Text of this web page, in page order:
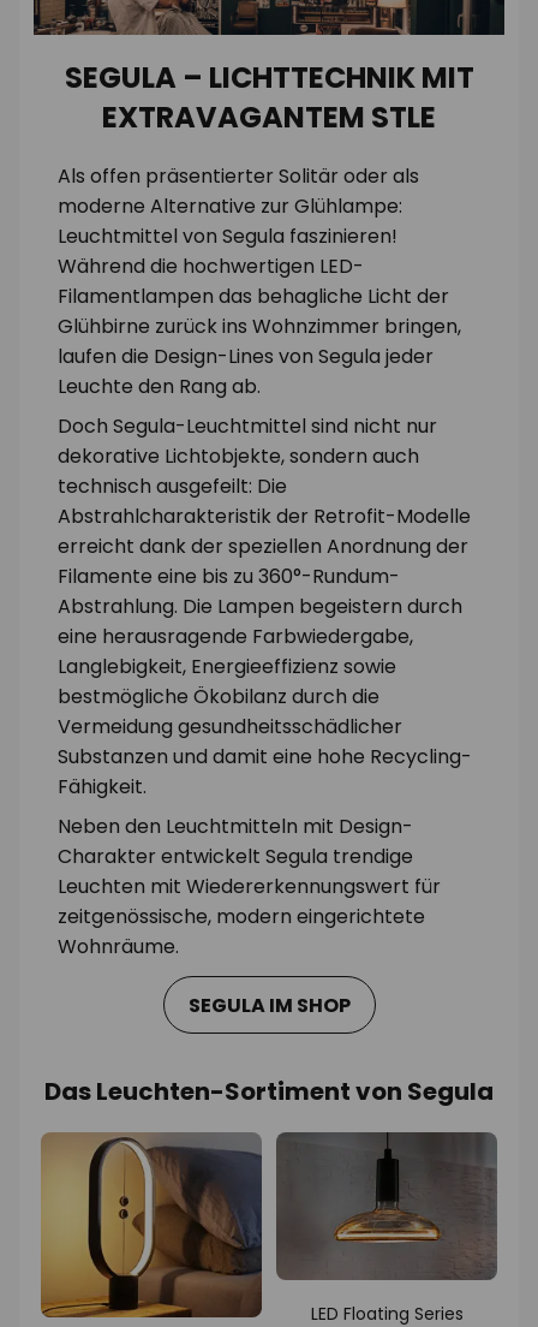
SEGULA – LICHTTECHNIK MIT
EXTRAVAGANTEM STLE
Als offen präsentierter Solitär oder als
moderne Alternative zur Glühlampe:
Leuchtmittel von Segula faszinieren!
Während die hochwertigen LED-
Filamentlampen das behagliche Licht der
Glühbirne zurück ins Wohnzimmer bringen,
laufen die Design-Lines von Segula jeder
Leuchte den Rang ab.
Doch Segula-Leuchtmittel sind nicht nur
dekorative Lichtobjekte, sondern auch
technisch ausgefeilt: Die
Abstrahlcharakteristik der Retrofit-Modelle
erreicht dank der speziellen Anordnung der
Filamente eine bis zu 360°-Rundum-
Abstrahlung. Die Lampen begeistern durch
eine herausragende Farbwiedergabe,
Langlebigkeit, Energieeffizienz sowie
bestmögliche Ökobilanz durch die
Vermeidung gesundheitsschädlicher
Substanzen und damit eine hohe Recycling-
Fähigkeit.
Neben den Leuchtmitteln mit Design-
Charakter entwickelt Segula trendige
Leuchten mit Wiedererkennungswert für
zeitgenössische, modern eingerichtete
Wohnräume.
SEGULA IM SHOP
Das Leuchten-Sortiment von Segula
LED Floating Series